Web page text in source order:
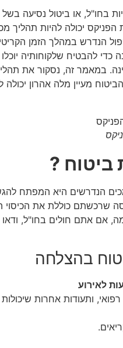
בחו"ל, או ביטול נסיעה
יכולה להיות תהליך
הנדרש במהלך הזמן
להבטיח שלקוחותיה יוכלו
במאמר זה, נסקור את
מעיין מלה אהרון יכולה
ביטוח ?
הנדרשים היא המפתח
שרכשתם כוללת את הכיסוי
אם אתם חולים בחו"ל, ודאו
בהצלחה
לאירוע
ותעודות אחרות